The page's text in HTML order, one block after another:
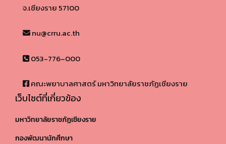
จ.เชียงราย 57100​
nu@crru.ac.th
053-776–000
คณะพยาบาลศาสตร์ มหาวิทยาลัยราชภัฏเชียงราย
เว็บไซต์ที่เกี่ยวข้อง
มหาวิทยาลัยราชภัฏเชียงราย
กองพัฒนานักศึกษา